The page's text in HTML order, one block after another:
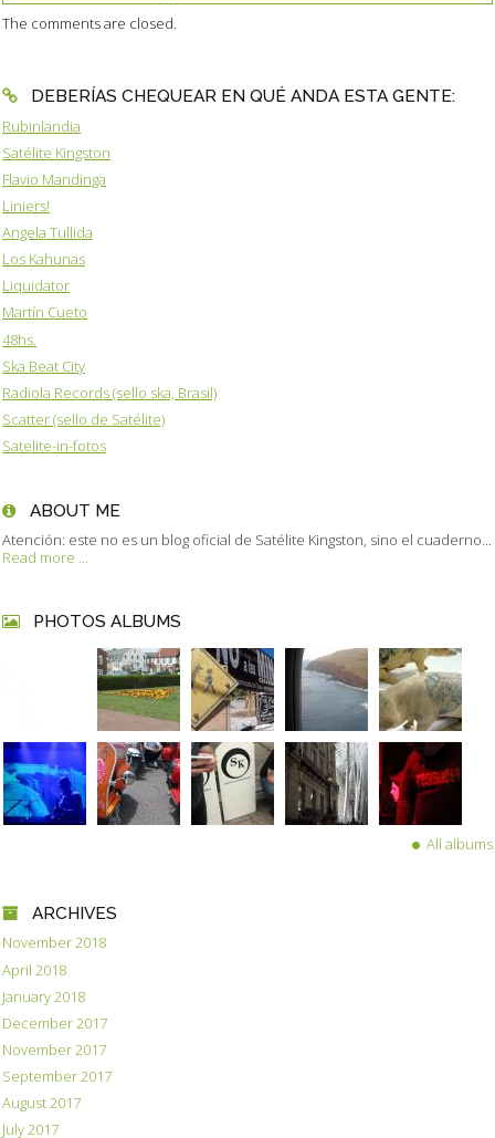
The comments are closed.
DEBERÍAS CHEQUEAR EN QUÉ ANDA ESTA GENTE:
Rubinlandia
Satélite Kingston
Flavio Mandinga
Liniers!
Angela Tullida
Los Kahunas
Liquidator
Martín Cueto
48hs.
Ska Beat City
Radiola Records (sello ska, Brasil)
Scatter (sello de Satélite)
Satelite-in-fotos
ABOUT ME
Atención: este no es un blog oficial de Satélite Kingston, sino el cuaderno...
Read more ...
PHOTOS ALBUMS
All albums
ARCHIVES
November 2018
April 2018
January 2018
December 2017
November 2017
September 2017
August 2017
July 2017